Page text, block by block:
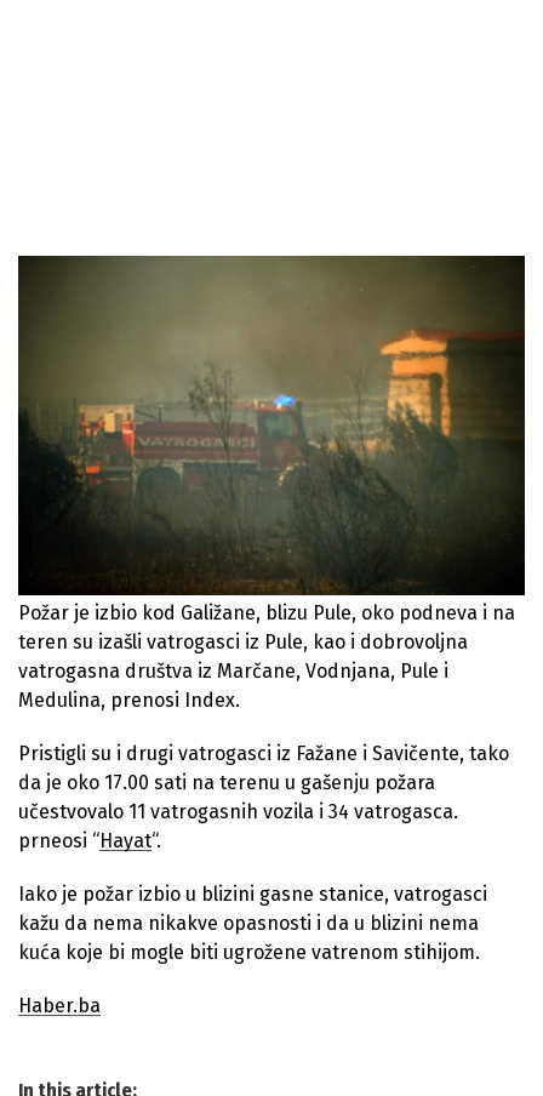
Požar je izbio kod Galižane, blizu Pule, oko podneva i na
teren su izašli vatrogasci iz Pule, kao i dobrovoljna
vatrogasna društva iz Marčane, Vodnjana, Pule i
Medulina, prenosi Index.
Pristigli su i drugi vatrogasci iz Fažane i Savičente, tako
da je oko 17.00 sati na terenu u gašenju požara
učestvovalo 11 vatrogasnih vozila i 34 vatrogasca.
prneosi “Hayat“.
Iako je požar izbio u blizini gasne stanice, vatrogasci
kažu da nema nikakve opasnosti i da u blizini nema
kuća koje bi mogle biti ugrožene vatrenom stihijom.
Haber.ba
In this article: